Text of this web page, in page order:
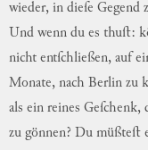
wieder, in dieſe Gegend
Und wenn du es thuſt:
nicht entſchließen, auf
Monate, nach Berlin zu
als ein reines Geſchenk,
zu gönnen? Du müßteſt